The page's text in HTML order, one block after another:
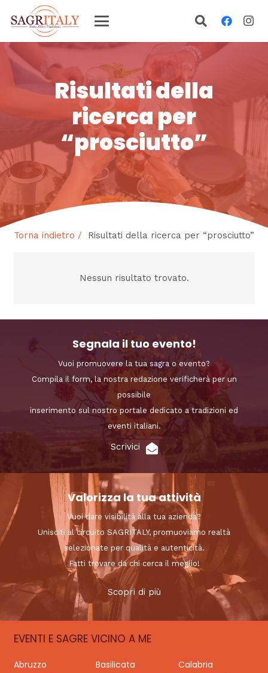
Risultati della
ricerca per
“prosciutto”
Torna indietro / Risultati della ricerca per “prosciutto”
Nessun risultato trovato.
Segnala il tuo evento!
Vuoi promuovere la tua sagra o evento?
Compila il form, la nostra redazione verificherà per un
possibile
inserimento sul nostro portale dedicato a tradizioni ed
eventi italiani.
Scrivici
Valorizza la tua attività
Vuoi dare visibilità alla tua azienda?
Unisciti al circuito SAGRITALY, promuoviamo realtà
selezionate per qualità e autenticità.
Fatti trovare da chi cerca il meglio!
Scopri di più
EVENTI E SAGRE VICINO A ME
Abruzzo Basilicata
Calabria